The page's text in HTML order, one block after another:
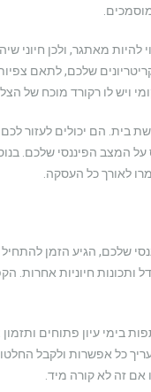
להיות מאתגר, ולכן חיוני
שלכם, לתאם
ויש לו רקורד מוכח של
בית. הם יכולים לעזור
המצב הפיננסי שלכם.
לאורך כל העסקה.
הגיע הזמן להתחיל
חיוניות אחרות.
בימי עיון פתוחים
כל אפשרות ולקבל
זה לא קורה מיד.